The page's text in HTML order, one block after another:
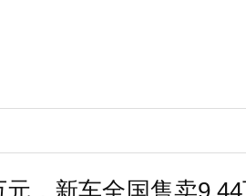
，新车全国售卖